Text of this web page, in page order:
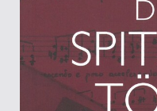
Kategorien